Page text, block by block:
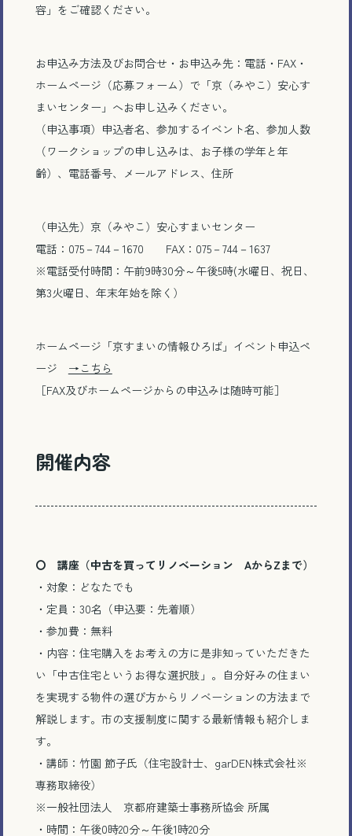
LINEで相談する
容」をご確認ください。
お申込み方法及びお問合せ・お申込み先：電話・FAX・
ホームページ（応募フォーム）で「京（みやこ）安心す
まいセンター」へお申し込みください。
（申込事項）申込者名、参加するイベント名、参加人数
（ワークショップの申し込みは、お子様の学年と年
齢）、電話番号、メールアドレス、住所
（申込先）京（みやこ）安心すまいセンター
電話：075－744－1670 FAX：075－744－1637
※電話受付時間：午前9時30分～午後5時(水曜日、祝日、
第3火曜日、年末年始を除く）
ホームページ「京すまいの情報ひろば」イベント申込ペ
ージ →こちら
［FAX及びホームページからの申込みは随時可能］
開催内容
〇 講座（中古を買ってリノベーション AからZまで）
・対象：どなたでも
・定員：30名（申込要：先着順）
・参加費：無料
・内容：住宅購入をお考えの方に是非知っていただきた
い「中古住宅というお得な選択肢」。自分好みの住まい
を実現する物件の選び方からリノベーションの方法まで
解説します。市の支援制度に関する最新情報も紹介しま
す。
・講師：竹園 節子氏（住宅設計士、garDEN株式会社※
専務取締役）
※一般社団法人 京都府建築士事務所協会 所属
・時間：午後0時20分～午後1時20分